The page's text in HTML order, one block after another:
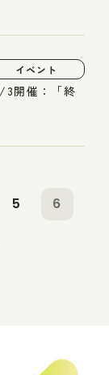
イベント
3開催：「終
5 6